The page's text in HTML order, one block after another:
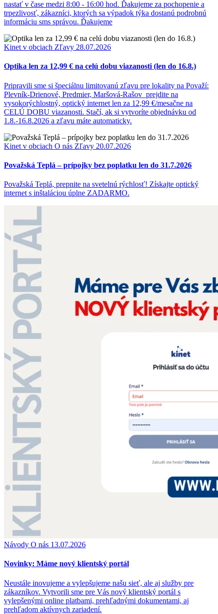
nastať v čase medzi 8:00 - 16:00 hod. Ďakujeme za pochopenie a
trpezlivosť, zákazníci, ktorých sa výpadok týka dostanú podrobnú
informáciu sms správou. Ďakujeme
Kinet v obciach Zľavy 28.07.2026
Optika len za 12,99 € na celú dobu viazanosti (len do 16.8.)
Pripravili sme si špeciálnu limitovanú zľavu pre lokality na Považí:
Plevník-Drienové, Predmier, Maršová-Rašov prejdite na
vysokorýchlostný, optický internet len za 12,99 €/mesačne na
CELÚ DOBU viazanosti. Stačí, ak si vytvoríte objednávku od
1.8.-16.8.2026 a zľavu máte automaticky.
Kinet v obciach O nás Zľavy 20.07.2026
Považská Teplá – prípojky bez poplatku len do 31.7.2026
Považská Teplá, prepnite na svetelnú rýchlosť! Získajte optický
internet s inštaláciou úplne ZADARMO.
Návody O nás 13.07.2026
Novinky: Máme nový klientský portál
Neustále inovujeme a vylepšujeme našu sieť, ale aj služby pre
zákazníkov. Vytvorili sme pre Vás nový klientský portál s
vylepšenými online platbami, prehľadnými dokumentami, aj
prehľadom aktívnych zariadení.